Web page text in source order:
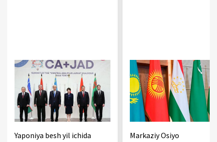
Yaponiya besh yil ichida Markaziy Osiyo